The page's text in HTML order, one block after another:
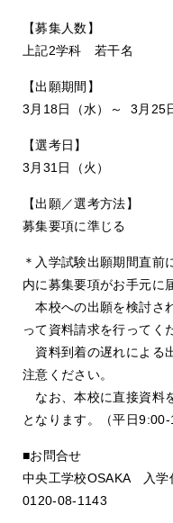
【募集人数】
上記2学科 若干名
【出願期間】
3月18日（水）～ 3月
【選考日】
3月31日（火）
【出願／選考方法】
募集要項に準じる
＊入学試験出願期間直前
内に募集要項がお手元に
本校への出願を検討さ
って資料請求を行ってく
資料到着の遅れによる
注意ください。
なお、本校に直接資料
となります。（平日9:00-
■お問合せ
中央工学校OSAKA 入学
0120-08-1143